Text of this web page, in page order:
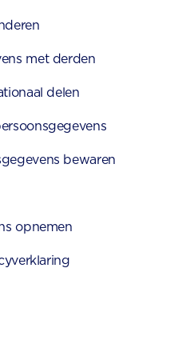
met derden
delen
bewaren
opnemen